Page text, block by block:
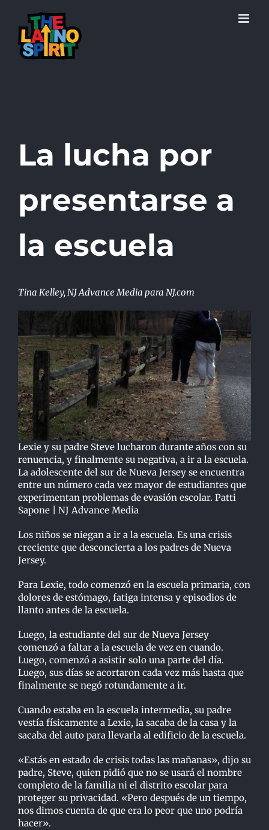
content
La lucha por
presentarse a
la escuela
Tina Kelley, NJ Advance Media para NJ.com
Lexie y su padre Steve lucharon durante años con su
renuencia, y finalmente su negativa, a ir a la escuela.
La adolescente del sur de Nueva Jersey se encuentra
entre un número cada vez mayor de estudiantes que
experimentan problemas de evasión escolar. Patti
Sapone | NJ Advance Media
Los niños se niegan a ir a la escuela. Es una crisis
creciente que desconcierta a los padres de Nueva
Jersey.
Para Lexie, todo comenzó en la escuela primaria, con
dolores de estómago, fatiga intensa y episodios de
llanto antes de la escuela.
Luego, la estudiante del sur de Nueva Jersey
comenzó a faltar a la escuela de vez en cuando.
Luego, comenzó a asistir solo una parte del día.
Luego, sus días se acortaron cada vez más hasta que
finalmente se negó rotundamente a ir.
Cuando estaba en la escuela intermedia, su padre
vestía físicamente a Lexie, la sacaba de la casa y la
sacaba del auto para llevarla al edificio de la escuela.
«Estás en estado de crisis todas las mañanas», dijo su
padre, Steve, quien pidió que no se usará el nombre
completo de la familia ni el distrito escolar para
proteger su privacidad. «Pero después de un tiempo,
nos dimos cuenta de que era lo peor que uno podría
hacer».